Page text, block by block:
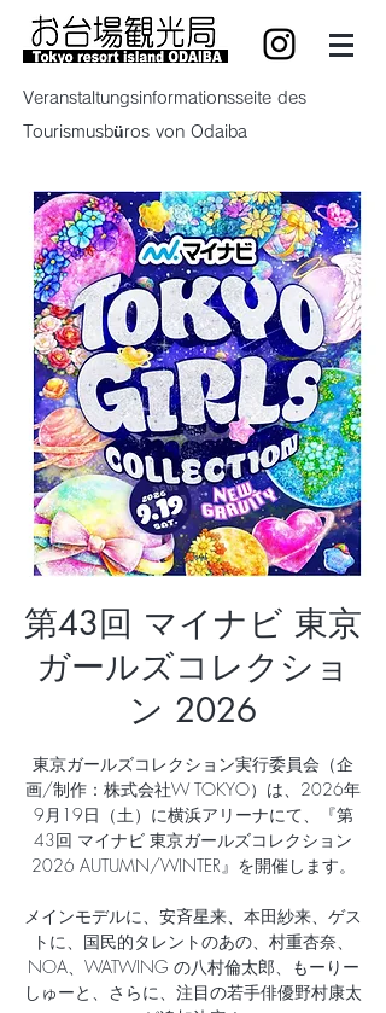
Veranstaltungsinformationsseite des
Tourismusbüros von Odaiba
第43回 マイナビ 東京
ガールズコレクショ
ン 2026
東京ガールズコレクション実⾏委員会（企
画/制作：株式会社W TOKYO）は、2026年
9⽉19⽇（⼟）に横浜アリーナにて、『第
43回 マイナビ 東京ガールズコレクション
2026 AUTUMN/WINTER』を開催します。
メインモデルに、安⻫星来、本⽥紗来、ゲス
トに、国⺠的タレントのあの、村重杏奈、
NOA、WATWING の⼋村倫太郎、もーりー
しゅーと、さらに、注⽬の若⼿俳優野村康太